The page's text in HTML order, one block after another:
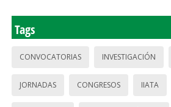
Tags
CONVOCATORIAS INVESTIGACIÓN
JORNADAS CONGRESOS IIATA